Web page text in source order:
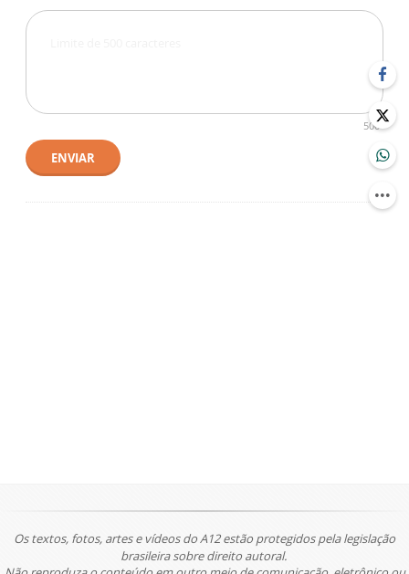
500
ENVIAR
Os textos, fotos, artes e vídeos do A12 estão protegidos pela legislação
brasileira sobre direito autoral.